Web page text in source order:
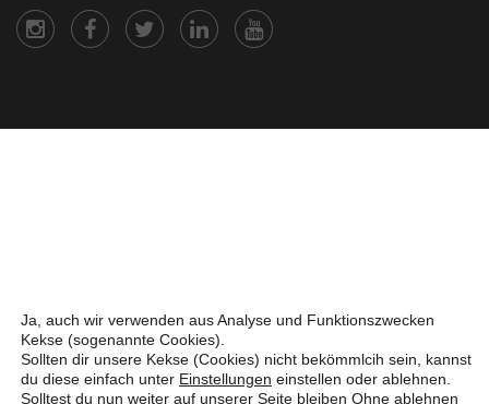
Ja, auch wir verwenden aus Analyse und Funktionszwecken
Kekse (sogenannte Cookies).
Sollten dir unsere Kekse (Cookies) nicht bekömmlcih sein, kannst
du diese einfach unter Einstellungen einstellen oder ablehnen.
Solltest du nun weiter auf unserer Seite bleiben Ohne ablehnen